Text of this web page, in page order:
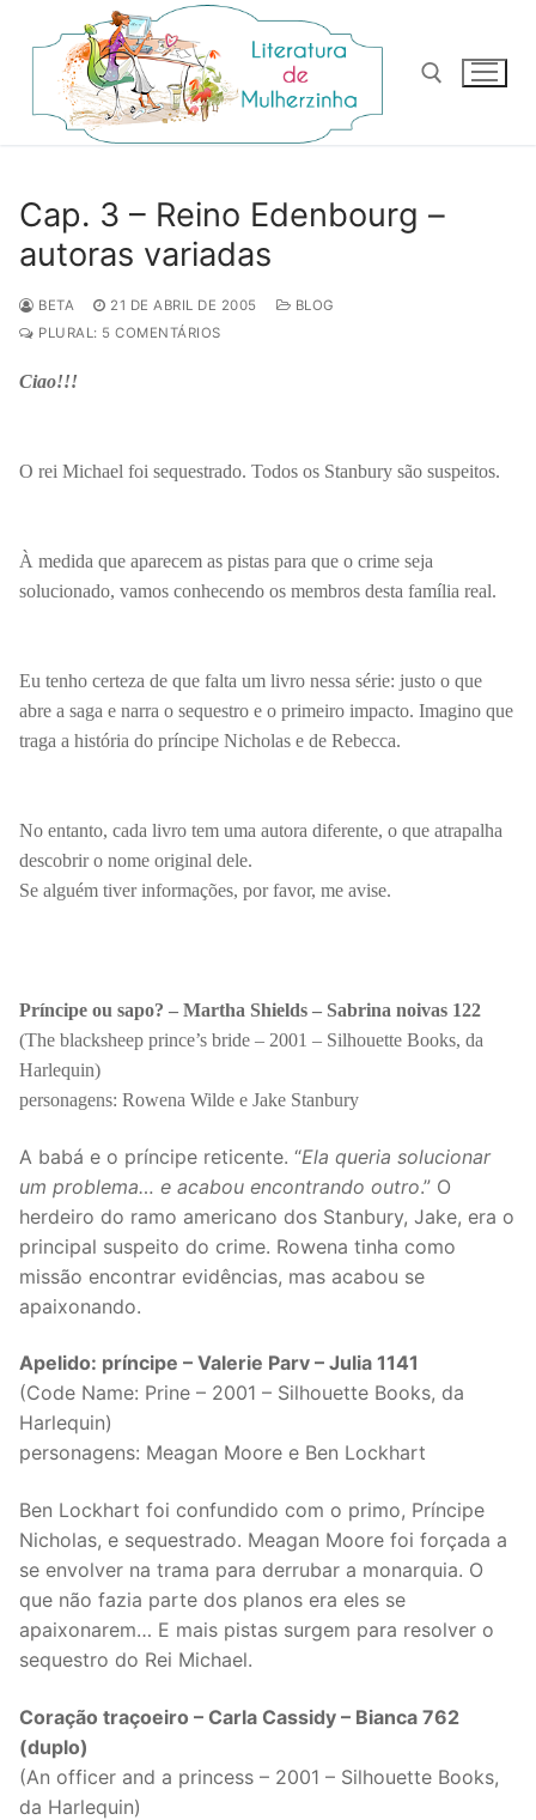
para
conteúdo
Cap. 3 – Reino Edenbourg –
autoras variadas
BETA 21 DE ABRIL DE 2005
BLOG
PLURAL: 5 COMENTÁRIOS
Ciao!!!
O rei Michael foi sequestrado. Todos os Stanbury são suspeitos.
À medida que aparecem as pistas para que o crime seja
solucionado, vamos conhecendo os membros desta família real.
Eu tenho certeza de que falta um livro nessa série: justo o que
abre a saga e narra o sequestro e o primeiro impacto. Imagino que
traga a história do príncipe Nicholas e de Rebecca.
No entanto, cada livro tem uma autora diferente, o que atrapalha
descobrir o nome original dele.
Se alguém tiver informações, por favor, me avise.
Príncipe ou sapo? – Martha Shields – Sabrina noivas 122
(The blacksheep prince’s bride – 2001 – Silhouette Books, da
Harlequin)
personagens: Rowena Wilde e Jake Stanbury
A babá e o príncipe reticente. “Ela queria solucionar
um problema… e acabou encontrando outro.” O
herdeiro do ramo americano dos Stanbury, Jake, era o
principal suspeito do crime. Rowena tinha como
missão encontrar evidências, mas acabou se
apaixonando.
Apelido: príncipe – Valerie Parv – Julia 1141
(Code Name: Prine – 2001 – Silhouette Books, da
Harlequin)
personagens: Meagan Moore e Ben Lockhart
Ben Lockhart foi confundido com o primo, Príncipe
Nicholas, e sequestrado. Meagan Moore foi forçada a
se envolver na trama para derrubar a monarquia. O
que não fazia parte dos planos era eles se
apaixonarem… E mais pistas surgem para resolver o
sequestro do Rei Michael.
Coração traçoeiro – Carla Cassidy – Bianca 762
(duplo)
(An officer and a princess – 2001 – Silhouette Books,
da Harlequin)